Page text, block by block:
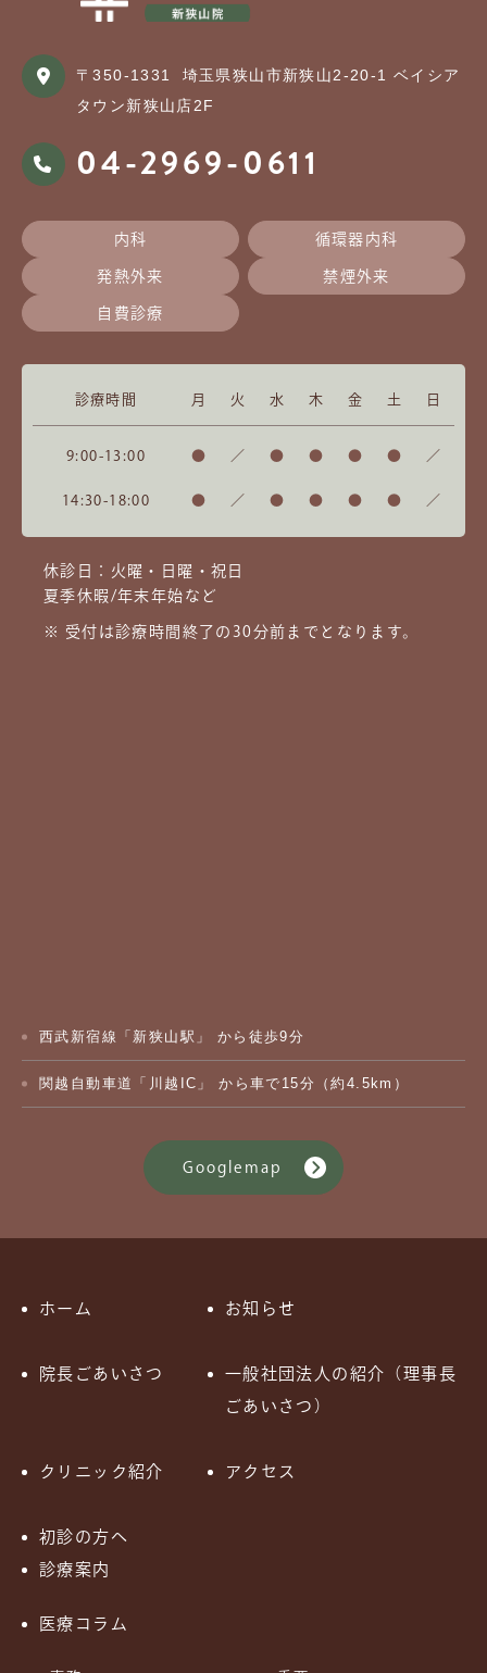
〒350-1331
埼玉県狭山市新狭山2-20-1 ベイシア
タウン新狭山店2F
04-2969-0611
内科 循環器内科
発熱外来 禁煙外来
自費診療
診療時間 月 火 水 木 金 土 日
9:00-13:00 ● ／ ● ● ● ● ／
14:30-18:00 ● ／ ● ● ● ● ／
休診日：火曜・日曜・祝日
夏季休暇/年末年始など
※ 受付は診療時間終了の30分前までとなります。
西武新宿線「新狭山駅」 から徒歩9分
関越自動車道「川越IC」 から車で15分（約4.5km）
Googlemap
ホーム お知らせ
院長ごあいさつ
一般社団法人の紹介（理事長
ごあいさつ）
クリニック紹介 アクセス
初診の方へ
診療案内
医療コラム